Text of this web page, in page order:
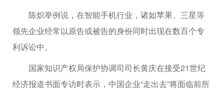
陈炽举例说，在智能手机行业，诸如苹果、三星等
领先企业经常以原告或被告的身份同时出现在数百个专
利诉讼中。
国家知识产权局保护协调司司长黄庆在接受21世纪
经济报道书面专访时表示，中国企业“走出去”将面临前所